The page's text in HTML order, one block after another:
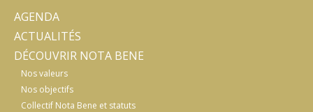
AGENDA
ACTUALITÉS
DÉCOUVRIR NOTA BENE
Nos valeurs
Nos objectifs
Collectif Nota Bene et statuts